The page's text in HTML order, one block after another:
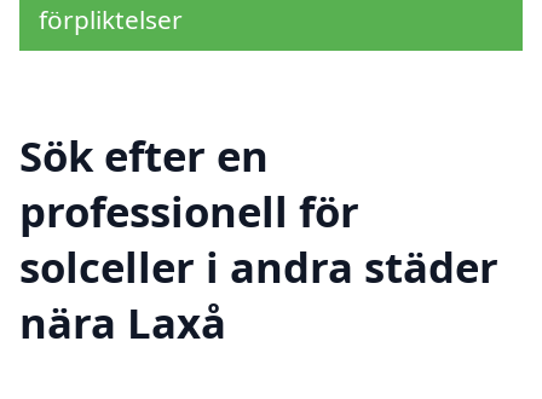
förpliktelser
Sök efter en
professionell för
solceller i andra städer
nära Laxå